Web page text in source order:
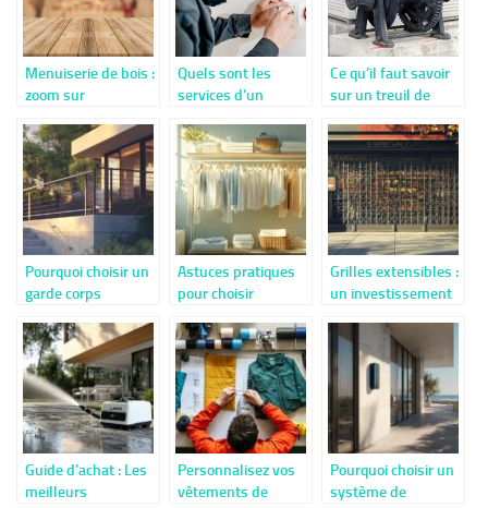
Menuiserie de bois :
zoom sur
équipements !
Quels sont les
services d’un
pourraient
intéresser les
particuliers ?
Ce qu’il faut savoir
sur un treuil de
Pourquoi choisir un
garde corps
sécuriser votre
maison ?
Astuces pratiques
pour choisir
idéal pour votre
maison
Grilles extensibles :
un investissement
vos equipes
commerciales
Guide d’achat : Les
meilleurs
Personnalisez vos
vêtements de
Pourquoi choisir un
système de